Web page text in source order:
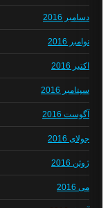
دسامبر 2016
نوامبر 2016
اکتبر 2016
سپتامبر 2016
آگوست 2016
جولای 2016
ژوئن 2016
می 2016